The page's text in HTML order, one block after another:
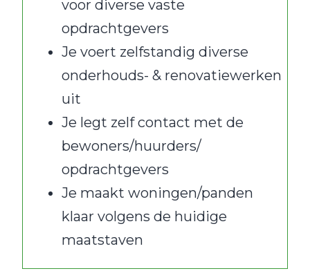
voor diverse vaste
opdrachtgevers
Je voert zelfstandig diverse
onderhouds- & renovatiewerken
uit
Je legt zelf contact met de
bewoners/huurders/
opdrachtgevers
Je maakt woningen/panden
klaar volgens de huidige
maatstaven